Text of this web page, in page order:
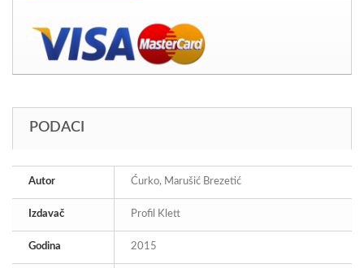
PODACI
Autor Ćurko, Marušić Brezetić
Izdavač Profil Klett
Godina 2015